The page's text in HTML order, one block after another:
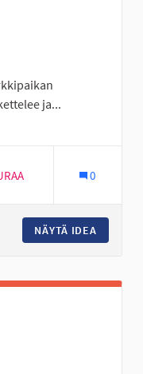
ja...
Seinäjoki
0
NÄYTÄ IDEA